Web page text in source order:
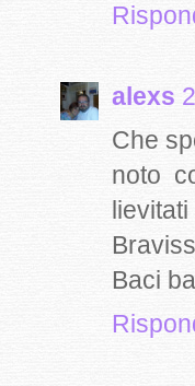
alexs
Che
noto
Baci